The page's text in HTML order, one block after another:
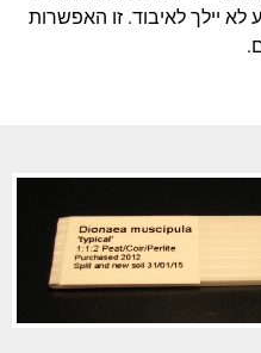
יילך לאיבוד. זו האפשרות